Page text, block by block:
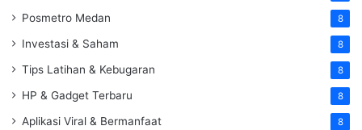
Posmetro Medan 8
Investasi & Saham 8
Tips Latihan & Kebugaran 8
HP & Gadget Terbaru 8
Aplikasi Viral & Bermanfaat 8